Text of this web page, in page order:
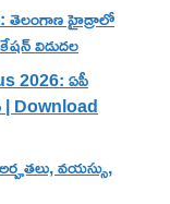
తెలంగాణ హైడ్రాలో
విడుదల
2026: ఏపీ
| Download
వయస్సు,